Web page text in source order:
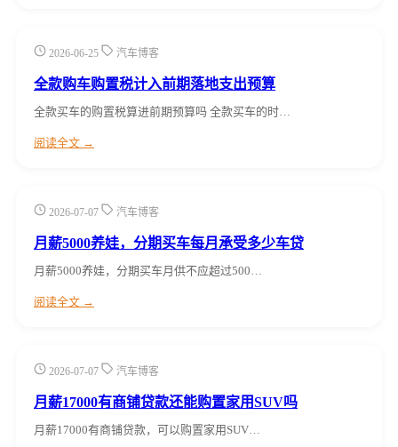
2026-06-25 汽车博客
全款购车购置税计入前期落地支出预算
全款买车的购置税算进前期预算吗 全款买车的时…
阅读全文 →
2026-07-07 汽车博客
月薪5000养娃，分期买车每月承受多少车贷
月薪5000养娃，分期买车月供不应超过500…
阅读全文 →
2026-07-07 汽车博客
月薪17000有商铺贷款还能购置家用SUV吗
月薪17000有商铺贷款，可以购置家用SUV…